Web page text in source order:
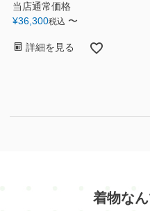
当店通常価格
¥36,300税込 〜
詳細を見る
着物な